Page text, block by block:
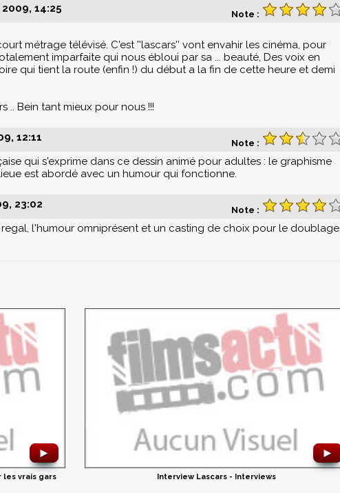
Note :
14:25
métrage télévisé. C'est ''lascars'' vont envahir les cinéma, pour
imparfaite qui nous ébloui par sa ... beauté, Des voix en
qui tient la route (enfin !) du début a la fin de cette heure et demi
.. Bein tant mieux pour nous !!!
Note :
12:11
qui s'exprime dans ce dessin animé pour adultes : le graphisme
est abordé avec un humour qui fonctionne.
Note :
23:02
l'humour omniprésent et un casting de choix pour le doublage
►
les vrais gars
►
Interview Lascars - Interviews